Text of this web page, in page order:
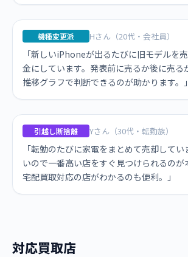
機種変更派 Hさん（20代・会社員）
「新しいiPhoneが出るたびに旧モデルを
金にしています。発表前に売るか後に売る
推移グラフで判断できるのが助かります。」
引越し断捨離 Yさん（30代・転勤族）
「転勤のたびに家電をまとめて売却して
いので一番高い店をすぐ見つけられるのが
宅配買取対応の店がわかるのも便利。」
対応買取店